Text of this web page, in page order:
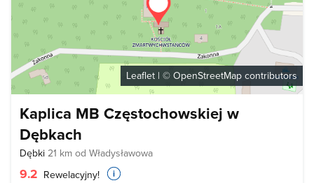
Leaflet | © OpenStreetMap contributors
Kaplica MB Częstochowskiej w
Dębkach
Dębki 21 km od Władysławowa
9.2 Rewelacyjny!